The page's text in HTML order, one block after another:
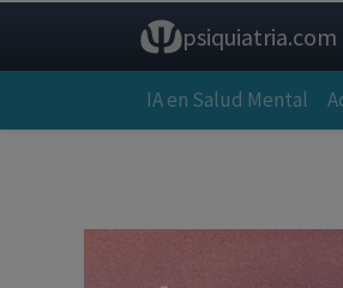
psiquiatria.com
IA en Salud Mental